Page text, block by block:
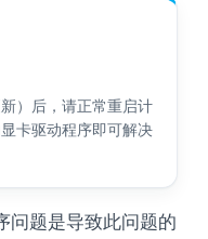
）后，请正常重启计
卡驱动程序即可解决
问题是导致此问题的